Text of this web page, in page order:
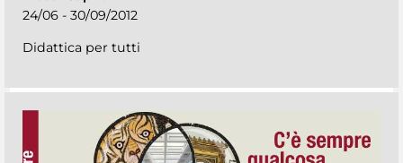
24/06 - 30/09/2012
Didattica per tutti